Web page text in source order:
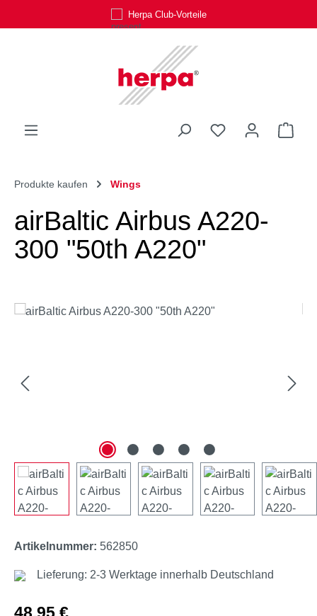
Zum Hauptinhalt springenHerpa Club-Vorteile
Du hast 0
Produkte kaufen Wings
airBaltic Airbus A220-
300 "50th A220"
Bildergalerie überspringen
Artikelnummer: 562850
Lieferung: 2-3 Werktage innerhalb Deutschland
Regulärer Preis: